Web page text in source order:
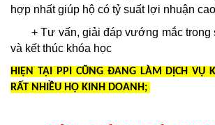
hợp nhất giúp hộ có tỷ suất lợi nhuận
+ Tư vấn, giải đáp vướng mắc trong
và kết thúc khóa học
HIỆN TẠI PPI CŨNG ĐANG LÀM DỊCH VỤ
RẤT NHIỀU HỘ KINH DOANH;